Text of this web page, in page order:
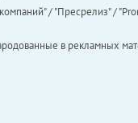
/ "Пресрелиз" /
в рекламных